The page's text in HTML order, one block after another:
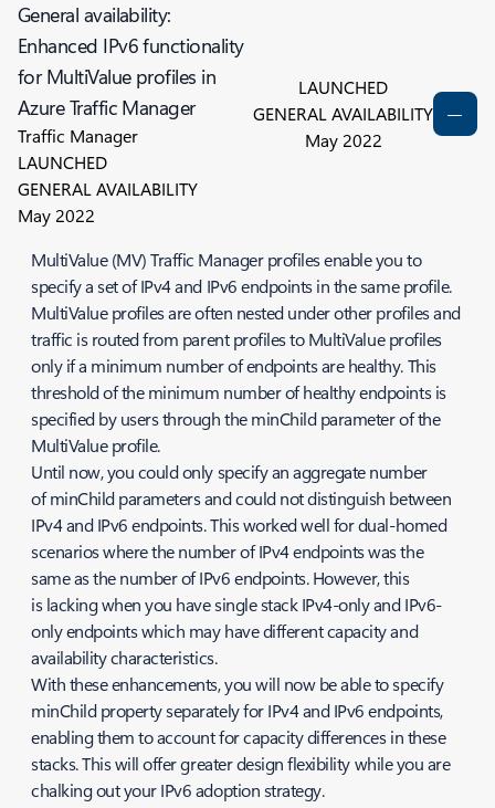
General availability:
Enhanced IPv6 functionality
for MultiValue profiles in
Azure Traffic Manager
Traffic Manager
LAUNCHED
GENERAL AVAILABILITY
May 2022
LAUNCHED
GENERAL AVAILABILITY
May 2022
MultiValue (MV) Traffic Manager profiles enable you to
specify a set of IPv4 and IPv6 endpoints in the same profile.
MultiValue profiles are often nested under other profiles and
traffic is routed from parent profiles to MultiValue profiles
only if a minimum number of endpoints are healthy. This
threshold of the minimum number of healthy endpoints is
specified by users through the minChild parameter of the
MultiValue profile.
Until now, you could only specify an aggregate number
of minChild parameters and could not distinguish between
IPv4 and IPv6 endpoints. This worked well for dual-homed
scenarios where the number of IPv4 endpoints was the
same as the number of IPv6 endpoints. However, this
is lacking when you have single stack IPv4-only and IPv6-
only endpoints which may have different capacity and
availability characteristics.
With these enhancements, you will now be able to specify
minChild property separately for IPv4 and IPv6 endpoints,
enabling them to account for capacity differences in these
stacks. This will offer greater design flexibility while you are
chalking out your IPv6 adoption strategy.